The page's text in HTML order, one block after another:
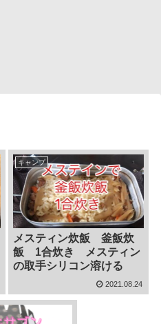
キャンプ
メスティン炊飯 釜飯炊
飯 1合炊き メスティン
の取手シリコン溶ける
2021.08.24